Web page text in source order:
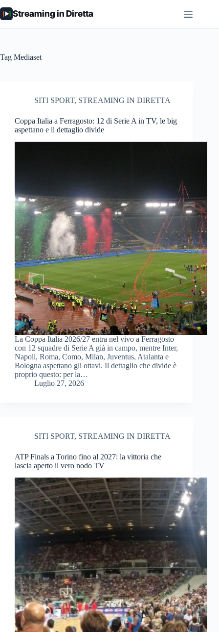
al
contenuto
Streaming in Diretta
Tag Mediaset
SITI SPORT, STREAMING IN DIRETTA
Coppa Italia a Ferragosto: 12 di Serie A in TV, le big
aspettano e il dettaglio divide
La Coppa Italia 2026/27 entra nel vivo a Ferragosto
con 12 squadre di Serie A già in campo, mentre Inter,
Napoli, Roma, Como, Milan, Juventus, Atalanta e
Bologna aspettano gli ottavi. Il dettaglio che divide è
proprio questo: per la…
Luglio 27, 2026
SITI SPORT, STREAMING IN DIRETTA
ATP Finals a Torino fino al 2027: la vittoria che
lascia aperto il vero nodo TV